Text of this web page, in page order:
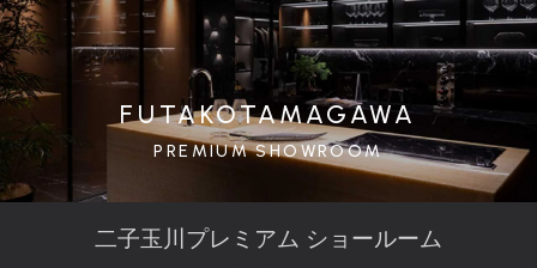
FUTAKOTAMAGAWA
PREMIUM SHOWROOM
二子玉川プレミアム ショールーム